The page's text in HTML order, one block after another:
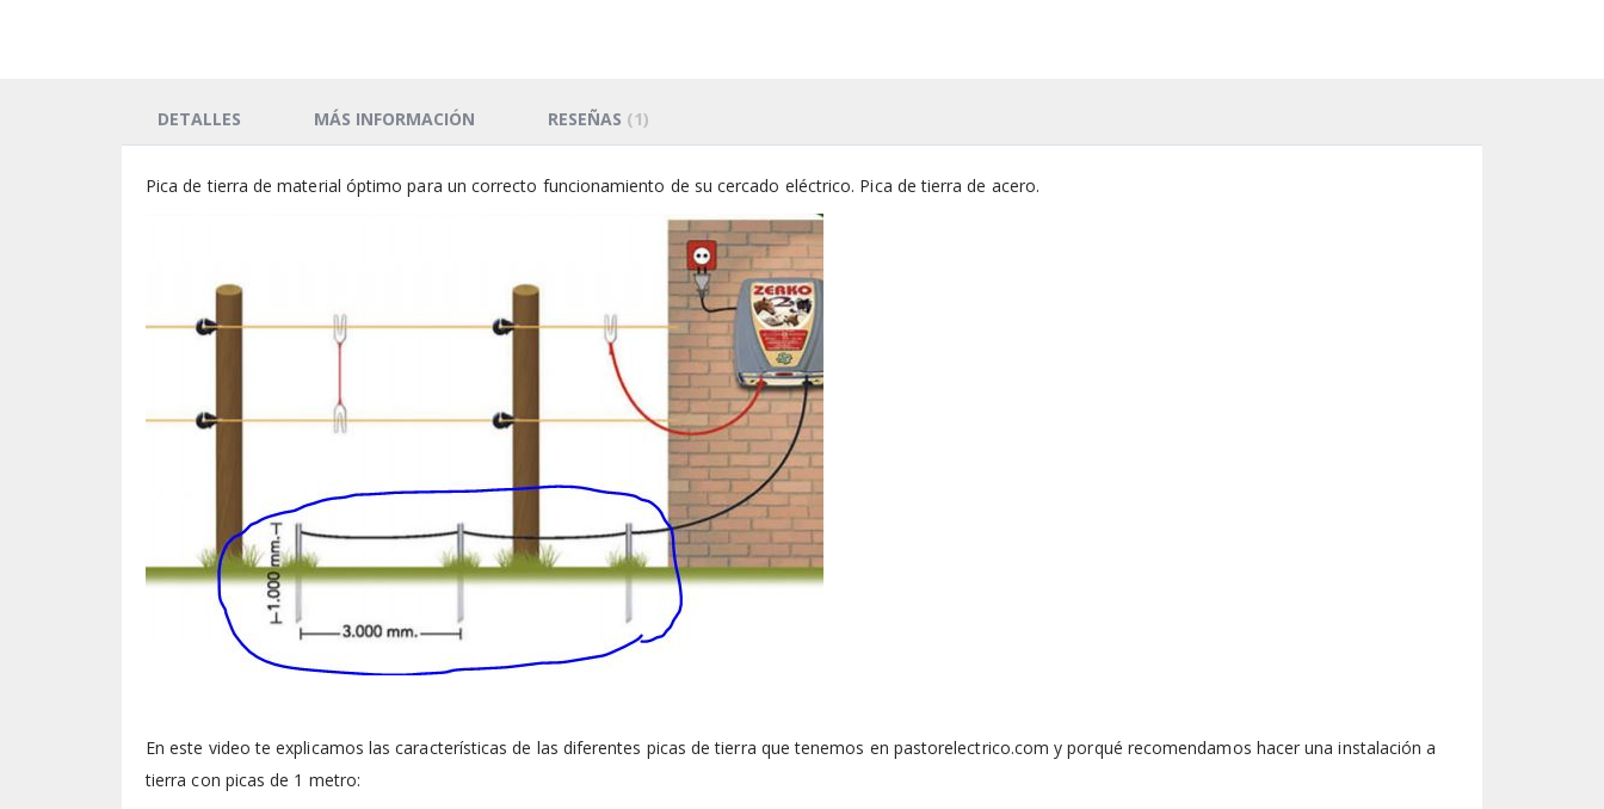
DETALLES
Pica de tierra de material óptimo para un correcto funcionamiento de su cercado eléctrico. Pica de tierra de acero.
En este video te explicamos las características de las diferentes picas de tierra que tenemos en pastorelectrico.com y porqué recomendamos hacer una instalación a
tierra con picas de 1 metro:
MÁS INFORMACIÓN RESEÑAS 1